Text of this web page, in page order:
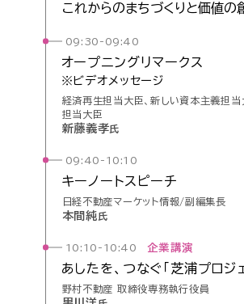
これからのまちづくりと価値の
09:30-09:40
オープニングリマークス
※ビデオメッセージ
経済再生担当大臣、新しい資本主義担当
担当大臣
新藤義孝氏
09:40-10:10
キーノートスピーチ
日経不動産マーケット情報/副編集長
本間純氏
10:10-10:40企業講演
あしたを、 つなぐ 「芝浦プロジ
野村不動産 取締役専務執行役員